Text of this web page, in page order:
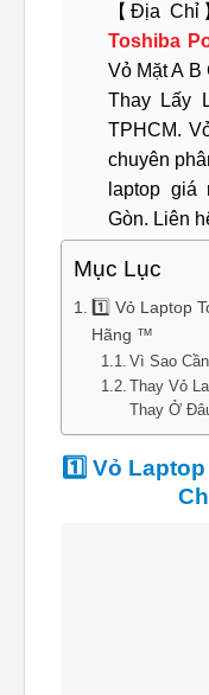
【Địa
Toshiba
Vỏ Mặt A
Thay Lấy
TPHCM.
chuyên
laptop
Gòn. Liên
Mục Lục
1️⃣ Vỏ Laptop
Hãng ™
Vì Sao
Thay Vỏ
Thay Ở
1️⃣ Vỏ